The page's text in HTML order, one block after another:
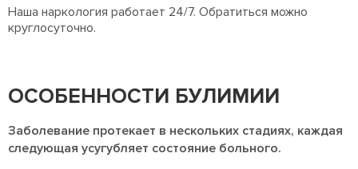
Наша наркология работает 24/7. Обратиться можно
круглосуточно.
ОСОБЕННОСТИ БУЛИМИИ
Заболевание протекает в нескольких стадиях, каждая
следующая усугубляет состояние больного.